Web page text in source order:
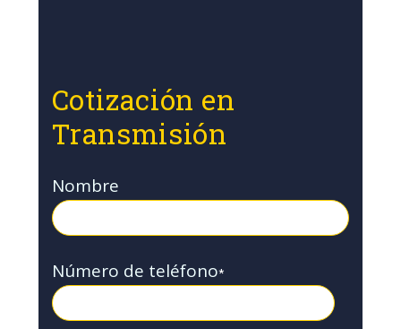
Cotización en
Transmisión
Nombre
Número de teléfono*